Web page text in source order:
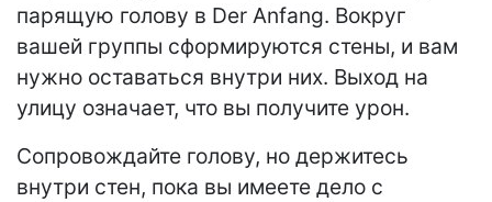
парящую голову в Der Anfang. Вокруг
вашей группы сформируются стены, и вам
нужно оставаться внутри них. Выход на
улицу означает, что вы получите урон.
Сопровождайте голову, но держитесь
внутри стен, пока вы имеете дело с